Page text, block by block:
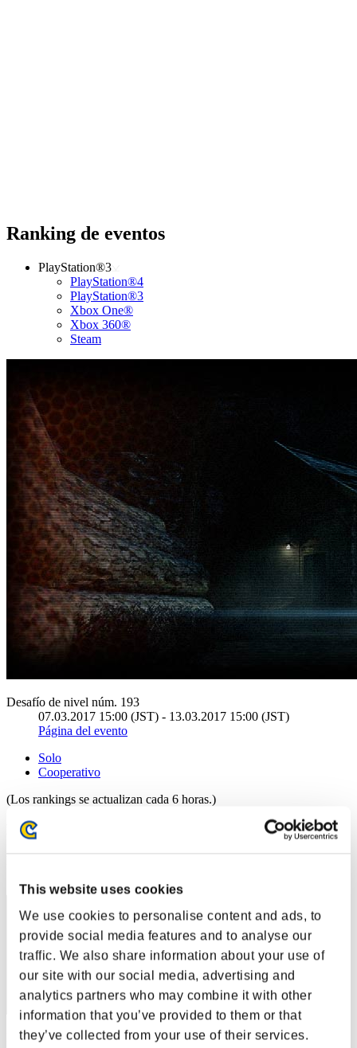
This website uses cookies
We use cookies to personalise content and ads, to
provide social media features and to analyse our
traffic. We also share information about your use of
our site with our social media, advertising and
analytics partners who may combine it with other
information that you’ve provided to them or that
they’ve collected from your use of their services.
Ranking de eventos
PlayStation®3
PlayStation®4
PlayStation®3
Xbox One®
Xbox 360®
Steam
Desafío de nivel núm. 193
07.03.2017 15:00 (JST) - 13.03.2017 15:00 (JST)
Página del evento
Solo
Cooperativo
(Los rankings se actualizan cada 6 horas.)
Rankings
Puntos: -